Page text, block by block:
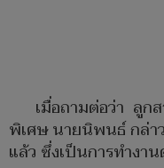
เมื่อถามต่อว่า ลูก
พิเศษ นายนิพนธ์ กล่า
แล้ว ซึ่งเป็นการทำงา